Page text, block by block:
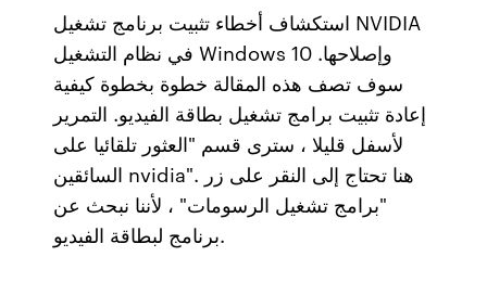
استكشاف أخطاء تثبيت برنامج تشغيل NVIDIA
في نظام التشغيل Windows 10 وإصلاحها.
سوف تصف هذه المقالة خطوة بخطوة كيفية
إعادة تثبيت برامج تشغيل بطاقة الفيديو. التمرير
لأسفل قليلا ، سترى قسم "العثور تلقائيا على
السائقين nvidia". هنا تحتاج إلى النقر على زر
"برامج تشغيل الرسومات" ، لأننا نبحث عن
برنامج لبطاقة الفيديو.